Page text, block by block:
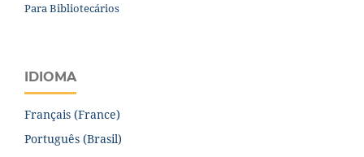
Para Bibliotecários
IDIOMA
Français (France)
Português (Brasil)